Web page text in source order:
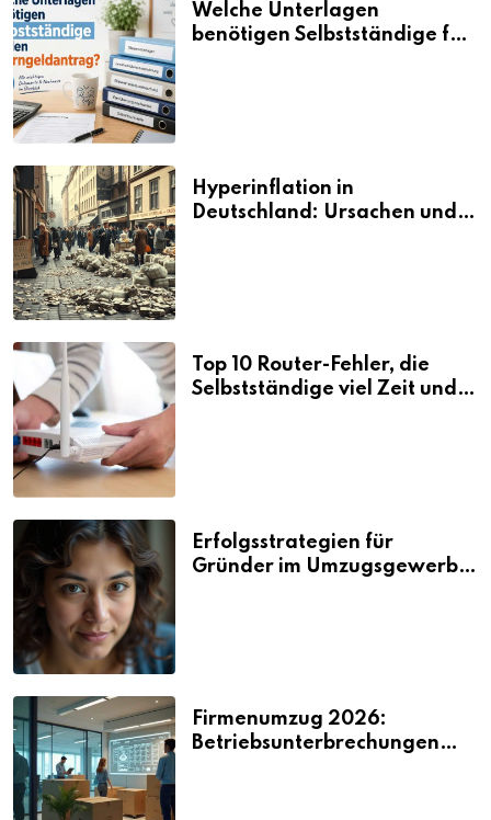
Welche Unterlagen
benötigen Selbstständige für
Hyperinflation in
Deutschland: Ursachen und
Top 10 Router-Fehler, die
Selbstständige viel Zeit und
Erfolgsstrategien für
Gründer im Umzugsgewerbe
Firmenumzug 2026:
Betriebsunterbrechungen